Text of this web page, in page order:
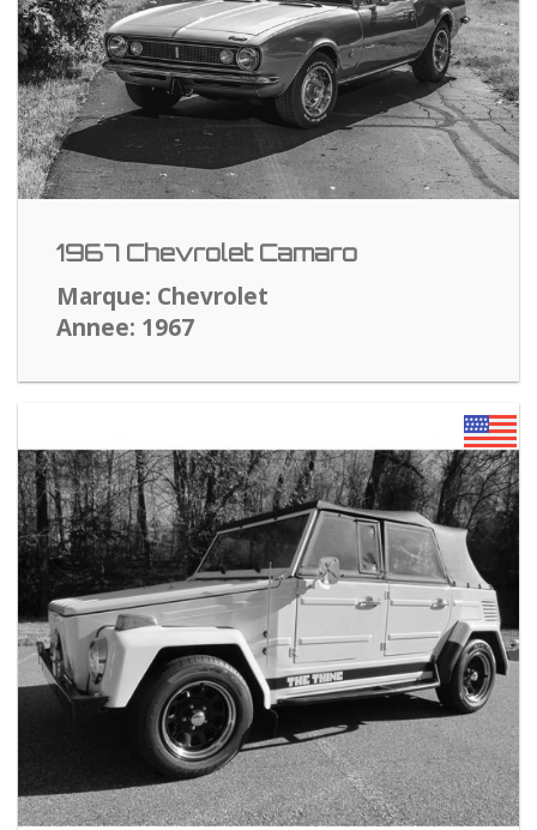
1967 Chevrolet Camaro
Marque: Chevrolet
Annee: 1967